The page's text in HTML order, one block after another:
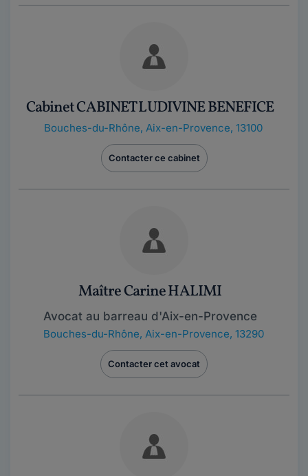
Cabinet CABINET LUDIVINE BENEFICE
Bouches-du-Rhône, Aix-en-Provence, 13100
Contacter ce cabinet
Maître Carine HALIMI
Avocat au barreau d'Aix-en-Provence
Bouches-du-Rhône, Aix-en-Provence, 13290
Contacter cet avocat